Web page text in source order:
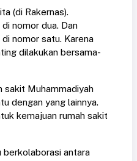
(di Rakernas).
nomor dua. Dan
nomor satu. Karena
dilakukan bersama-
sakit Muhammadiyah
dengan yang lainnya.
kemajuan rumah sakit
berkolaborasi antara